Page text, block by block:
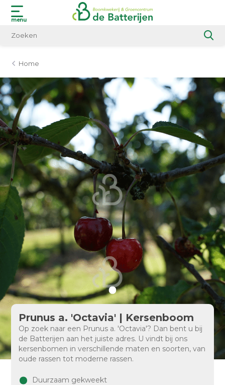
menu
Home
Prunus a. 'Octavia' | Kersenboom
Op zoek naar een Prunus a. 'Octavia'? Dan bent u bij
de Batterijen aan het juiste adres. U vindt bij ons
kersenbomen in verschillende maten en soorten, van
oude rassen tot moderne rassen.
Duurzaam gekweekt